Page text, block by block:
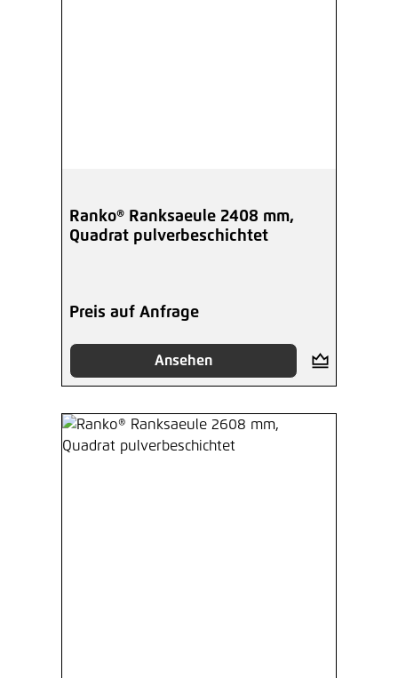
Ranko® Ranksaeule 2408 mm,
Quadrat pulverbeschichtet
Preis auf Anfrage
Ansehen